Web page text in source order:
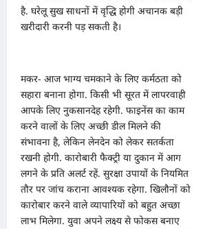
है. घरेलू सुख साधनों में वृद्धि होगी अचानक बड़ी
खरीदारी करनी पड़ सकती है।
मकर- आज भाग्य चमकाने के लिए कर्मठता को
सहारा बनाना होगा. किसी भी सूरत में लापरवाही
आपके लिए नुकसानदेह रहेगी. फाइनेंस का काम
करने वालों के लिए अच्छी डील मिलने की
संभावना है, लेकिन लेनदेन को लेकर सतर्कता
रखनी होगी. कारोबारी फैक्ट्री या दुकान में आग
लगने के प्रति अलर्ट रहें. सुरक्षा उपायों के नियमित
तौर पर जांच कराना आवश्यक रहेगा. खिलौनों को
कारोबार करने वाले व्यापारियों को बहुत अच्छा
लाभ मिलेगा. युवा अपने लक्ष्य से फोकस बनाए